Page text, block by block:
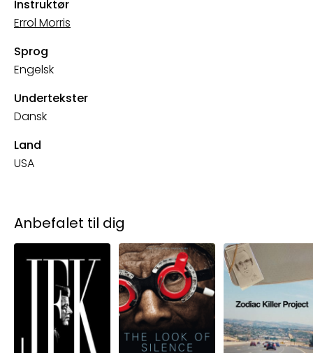
Instruktør
Errol Morris
Sprog
Engelsk
Undertekster
Dansk
Land
USA
Anbefalet til dig